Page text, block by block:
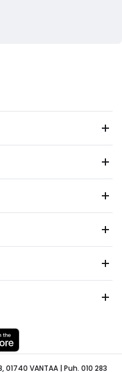
VANTAA | Puh. 010 283